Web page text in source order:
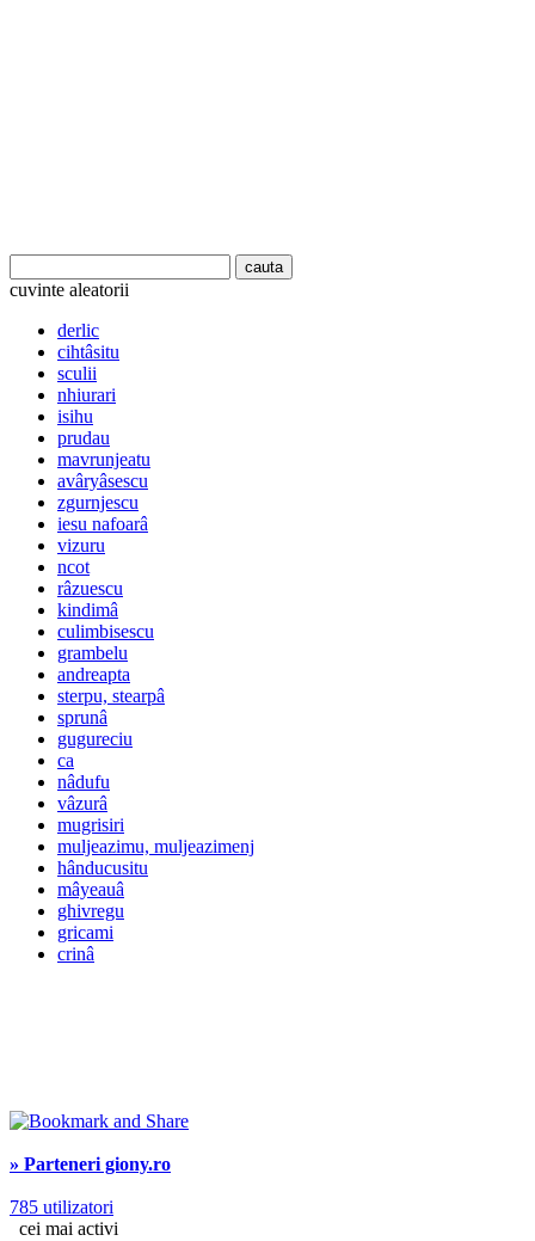
cuvinte aleatorii
derlic
cihtâsitu
sculii
nhiurari
isihu
prudau
mavrunjeatu
avâryâsescu
zgurnjescu
iesu nafoarâ
vizuru
ncot
râzuescu
kindimâ
culimbisescu
grambelu
andreapta
sterpu, stearpâ
sprunâ
gugureciu
ca
nâdufu
vâzurâ
mugrisiri
muljeazimu, muljeazimenj
hânducusitu
mâyeauâ
ghivregu
gricami
crinâ
» Parteneri giony.ro
785 utilizatori
cei mai activi